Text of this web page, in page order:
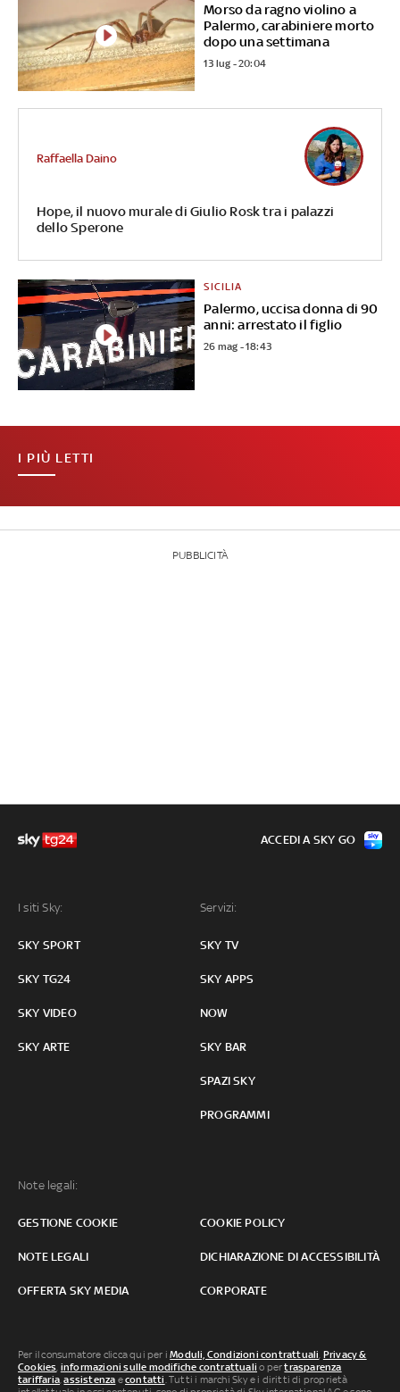
Morso da ragno violino a
Palermo, carabiniere morto
dopo una settimana
13 lug - 20:04
Hope, il nuovo murale di Giulio Rosk tra i palazzi
dello Sperone
Raffaella Daino
Palermo, uccisa donna di 90
anni: arrestato il figlio
SICILIA
26 mag - 18:43
I PIÙ LETTI
PUBBLICITÀ
I siti Sky:
SKY SPORT
SKY TG24
SKY VIDEO
SKY ARTE
Servizi:
SKY TV
SKY APPS
NOW
SKY BAR
SPAZI SKY
PROGRAMMI
Note legali:
GESTIONE COOKIE COOKIE POLICY
NOTE LEGALI DICHIARAZIONE DI ACCESSIBILITÀ
OFFERTA SKY MEDIA CORPORATE
ACCEDI A SKY GO
Per il consumatore clicca qui per iModuli, Condizioni contrattuali, Privacy &
Cookies, informazioni sulle modifiche contrattuali o pertrasparenza
tariffaria,assistenza econtatti. Tutti i marchi Sky e i diritti di proprietà